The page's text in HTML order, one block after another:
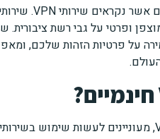
על פרטיות הזהות שלכם,